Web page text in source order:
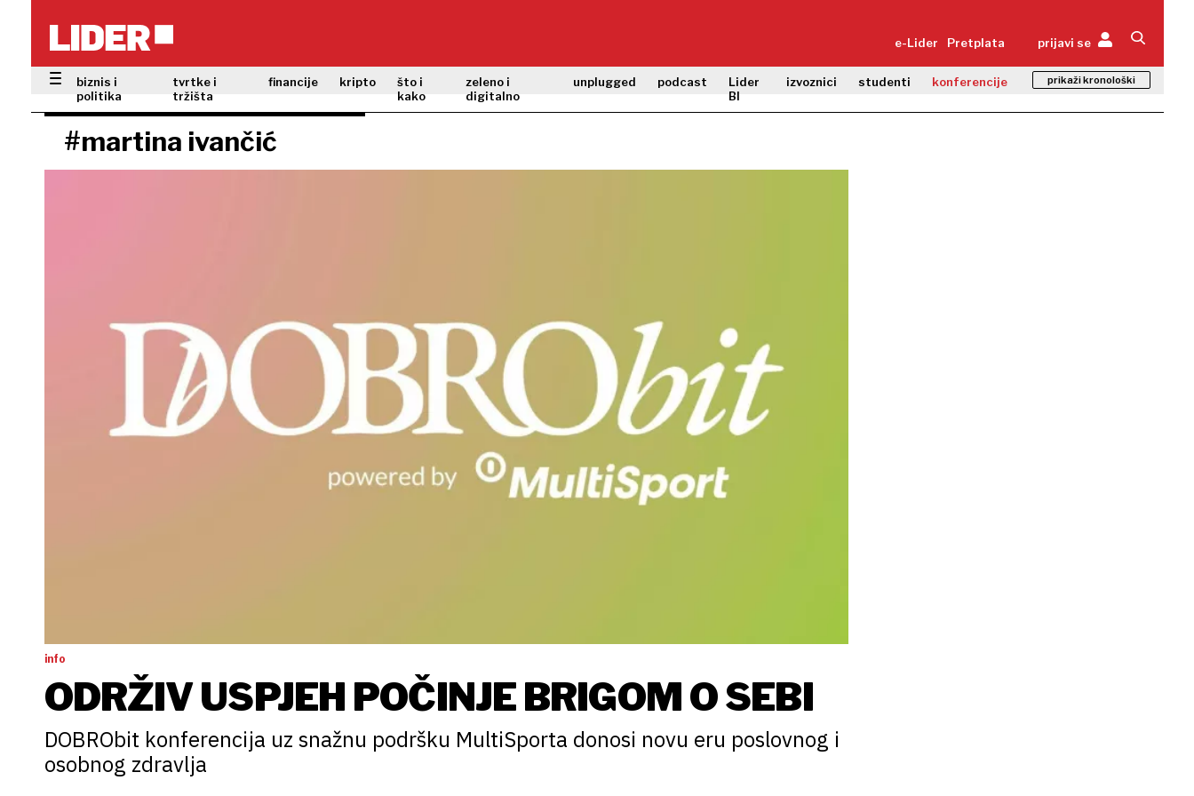
e-Lider Pretplata prijavi se
biznis i
politika
tvrtke i
tržišta
financije kripto
što i
kako
zeleno i
digitalno
unplugged podcast
Lider
BI
izvoznici studenti konferencije prikaži kronološki
#martina ivančić
info
ODRŽIV USPJEH POČINJE BRIGOM O SEBI
DOBRObit konferencija uz snažnu podršku MultiSporta donosi novu eru poslovnog i
osobnog zdravlja